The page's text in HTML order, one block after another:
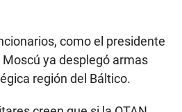
como el presidente
ya desplegó armas
región del Báltico.